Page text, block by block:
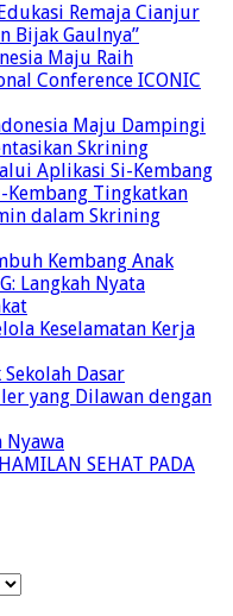
Remaja Cianjur
Bijak Gaulnya”
Maju Raih
Conference ICONIC
Maju Dampingi
Skrining
Aplikasi Si-Kembang
Tingkatkan
dalam Skrining
Kembang Anak
Langkah Nyata
Keselamatan Kerja
Dasar
yang Dilawan dengan
Nyawa
SEHAT PADA